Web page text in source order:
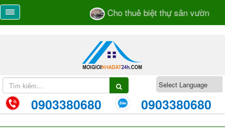
Cho thuê biệt thự sân vườn số
0903380680 0903380680